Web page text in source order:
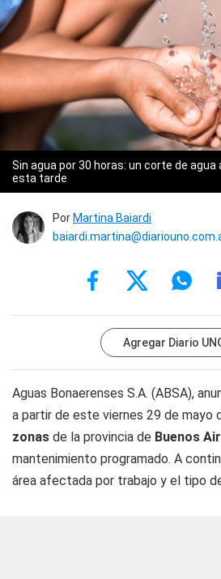
Sin agua por 30 horas: un corte de
esta tarde
Por Martina Baiardi
Agregar Diario
Aguas Bonaerenses S.A. (ABSA),
a partir de este viernes 29 de mayo
zonas de la provincia de Buenos
mantenimiento programado. A
área afectada por trabajo y el tipo